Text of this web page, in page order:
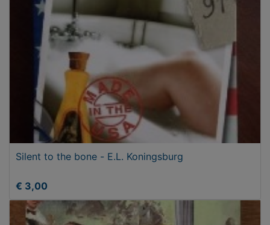
Silent to the bone - E.L. Koningsburg
€ 3,00